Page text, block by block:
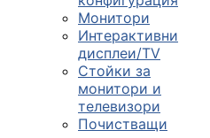
Монитори
Интерактивни
дисплеи/TV
Стойки за
монитори и
телевизори
Почистващи